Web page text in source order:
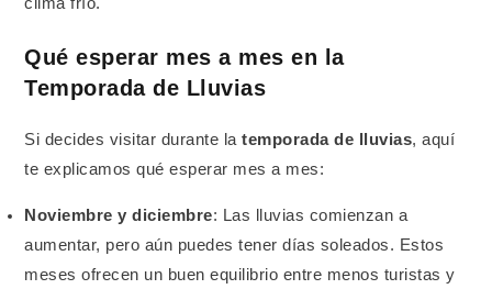
Qué esperar mes a mes en la
Temporada de Lluvias
Si decides visitar durante latemporada de lluvias, aquí
te explicamos qué esperar mes a mes:
Noviembre y diciembre: Las lluvias comienzan a
aumentar, pero aún puedes tener días soleados. Estos
meses ofrecen un buen equilibrio entre menos turistas y